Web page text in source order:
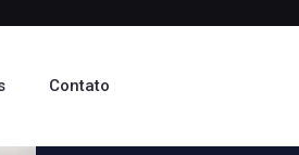
Contato